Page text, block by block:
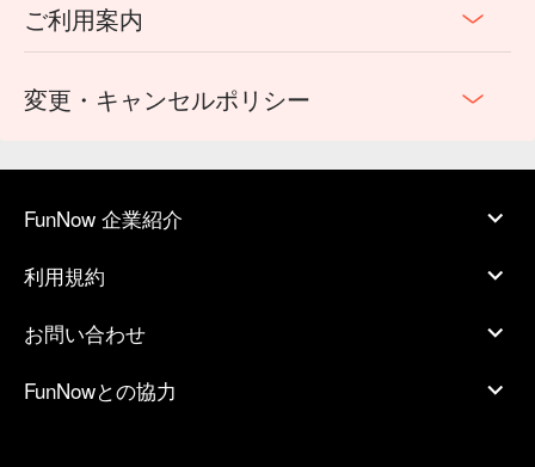
ご利用案内
変更・キャンセルポリシー
FunNow 企業紹介
利用規約
お問い合わせ
FunNowとの協力